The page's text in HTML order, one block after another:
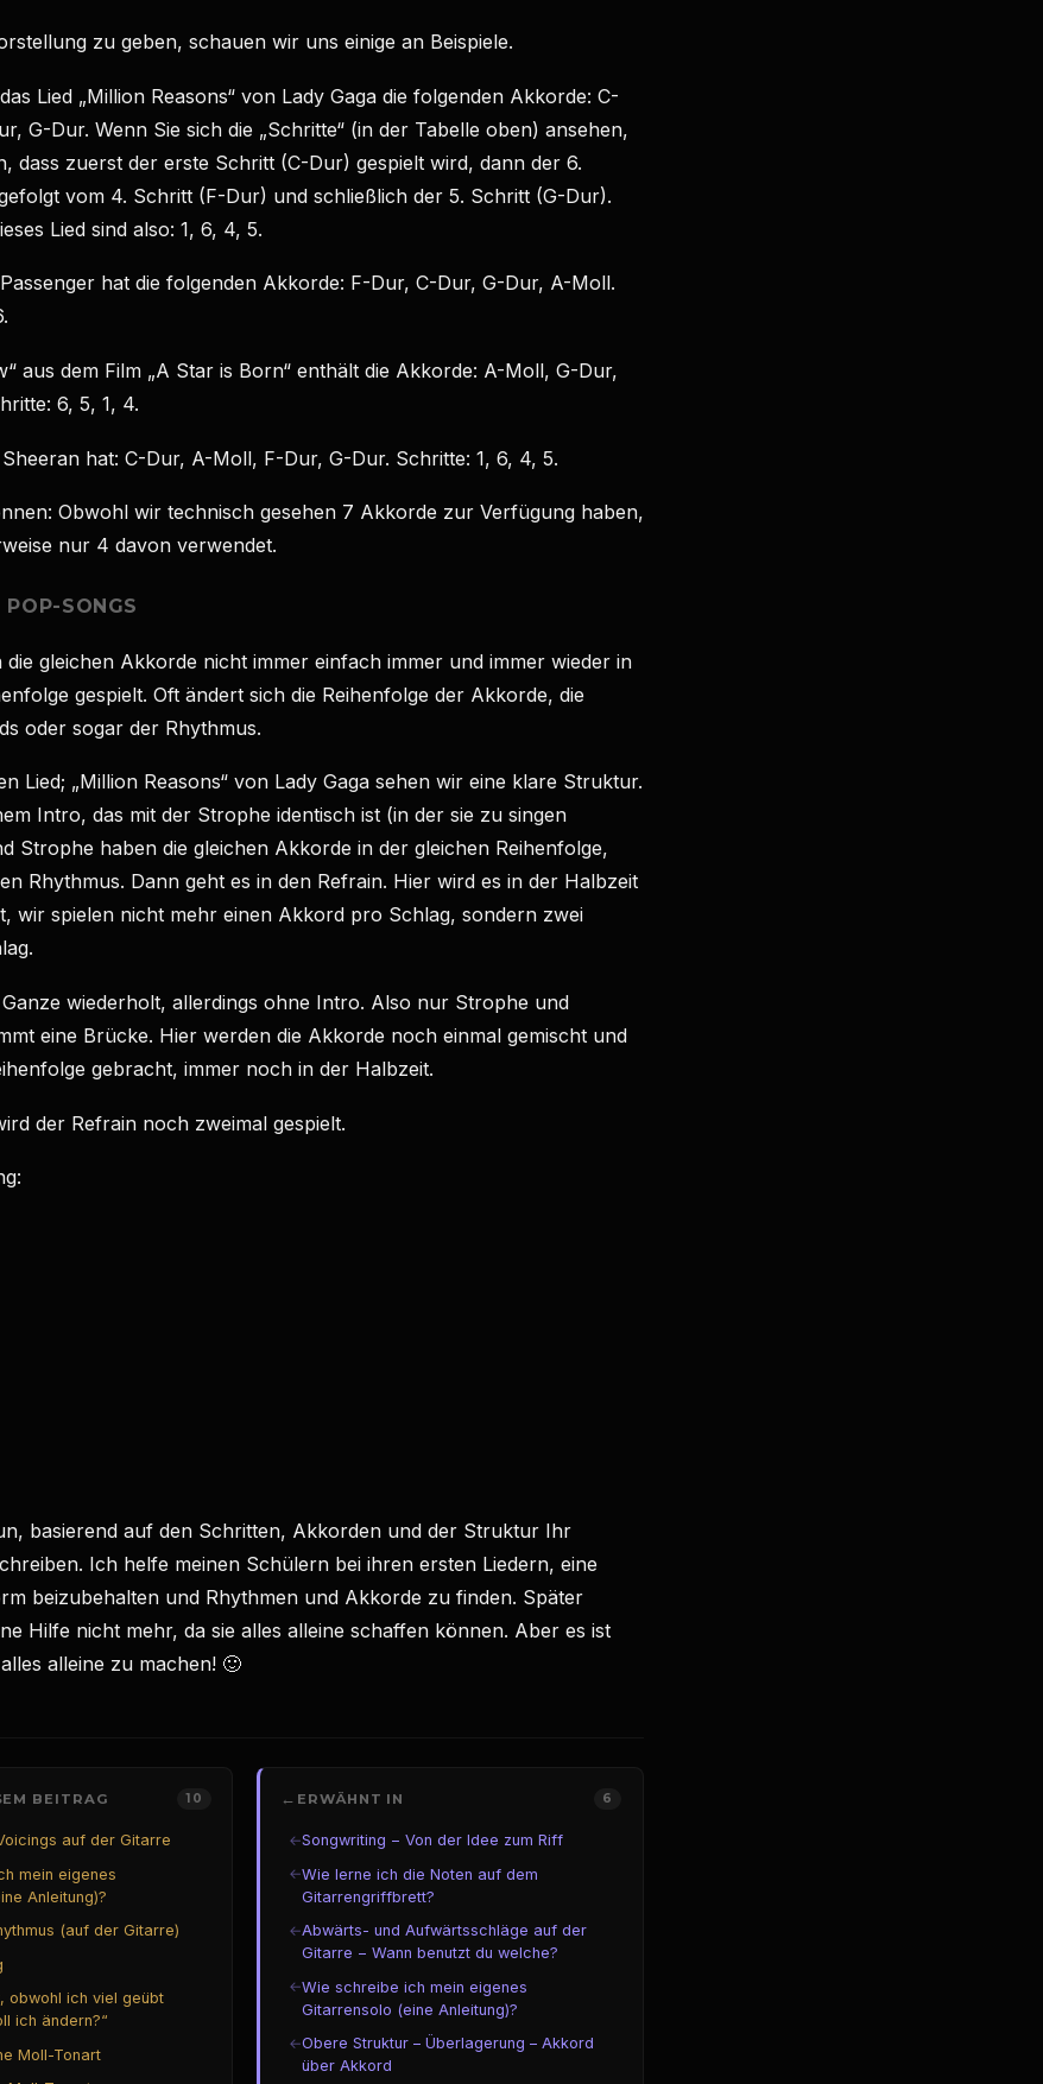
zu geben, schauen wir uns einige an Beispiele.
Lied „Million Reasons“ von Lady Gaga die folgenden Akkorde: C-
G-Dur. Wenn Sie sich die „Schritte“ (in der Tabelle oben) ansehen,
dass zuerst der erste Schritt (C-Dur) gespielt wird, dann der 6.
vom 4. Schritt (F-Dur) und schließlich der 5. Schritt (G-Dur).
Lied sind also: 1, 6, 4, 5.
hat die folgenden Akkorde: F-Dur, C-Dur, G-Dur, A-Moll.
aus dem Film „A Star is Born“ enthält die Akkorde: A-Moll, G-Dur,
6, 5, 1, 4.
Sheeran hat: C-Dur, A-Moll, F-Dur, G-Dur. Schritte: 1, 6, 4, 5.
Obwohl wir technisch gesehen 7 Akkorde zur Verfügung haben,
nur 4 davon verwendet.
POP-SONGS
gleichen Akkorde nicht immer einfach immer und immer wieder in
gespielt. Oft ändert sich die Reihenfolge der Akkorde, die
oder sogar der Rhythmus.
Lied; „Million Reasons“ von Lady Gaga sehen wir eine klare Struktur.
Intro, das mit der Strophe identisch ist (in der sie zu singen
Strophe haben die gleichen Akkorde in der gleichen Reihenfolge,
Rhythmus. Dann geht es in den Refrain. Hier wird es in der Halbzeit
wir spielen nicht mehr einen Akkord pro Schlag, sondern zwei
wiederholt, allerdings ohne Intro. Also nur Strophe und
eine Brücke. Hier werden die Akkorde noch einmal gemischt und
gebracht, immer noch in der Halbzeit.
der Refrain noch zweimal gespielt.
basierend auf den Schritten, Akkorden und der Struktur Ihr
Ich helfe meinen Schülern bei ihren ersten Liedern, eine
beizubehalten und Rhythmen und Akkorde zu finden. Später
Hilfe nicht mehr, da sie alles alleine schaffen können. Aber es ist
alleine zu machen! 🙂
BEITRAG 10
auf der Gitarre
mein eigenes
Anleitung)?
(auf der Gitarre)
obwohl ich viel geübt
ich ändern?“
Moll-Tonart
← ERWÄHNT IN 6
←Songwriting – Von der Idee zum Riff
←Wie lerne ich die Noten auf dem
Gitarrengriffbrett?
←Abwärts- und Aufwärtsschläge auf der
Gitarre – Wann benutzt du welche?
←Wie schreibe ich mein eigenes
Gitarrensolo (eine Anleitung)?
←Obere Struktur – Überlagerung – Akkord
über Akkord